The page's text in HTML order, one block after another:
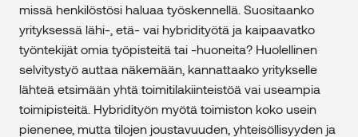
missä henkilöstösi haluaa työskennellä. Suositaanko
yrityksessä lähi-, etä- vai hybridityötä ja kaipaavatko
työntekijät omia työpisteitä tai -huoneita? Huolellinen
selvitystyö auttaa näkemään, kannattaako yritykselle
lähteä etsimään yhtä toimitilakiinteistöä vai useampia
toimipisteitä. Hybridityön myötä toimiston koko usein
pienenee, mutta tilojen joustavuuden, yhteisöllisyyden ja